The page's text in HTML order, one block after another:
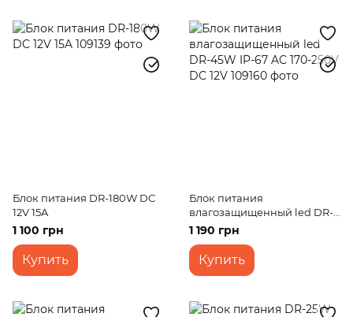
Блок питания DR-180W DC
12V 15A
1 100 грн
Купить
Блок питания
влагозащищенный led DR-
45W IP-67 AC 170-250V DC
1 190 грн
Купить